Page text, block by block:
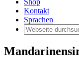
Shop
Kontakt
Sprachen